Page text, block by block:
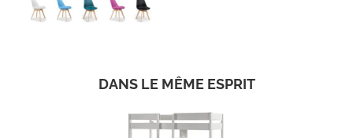
DANS LE MÊME ESPRIT